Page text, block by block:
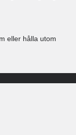
eller hålla utom